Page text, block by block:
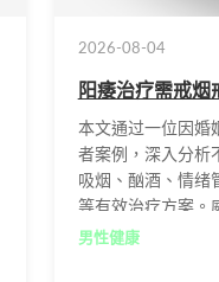
2026-08-04
阳痿治疗需戒烟
本文通过一位因婚
者案例，深入分析
吸烟、酗酒、情绪
等有效治疗方案。
目前治疗勃起功能
男性健康